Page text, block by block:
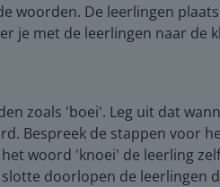
woorden. De leerlingen
je met de leerlingen naar
zoals 'boei'. Leg uit dat
Bespreek de stappen voor
woord 'knoei' de leerling
doorlopen de leerlingen